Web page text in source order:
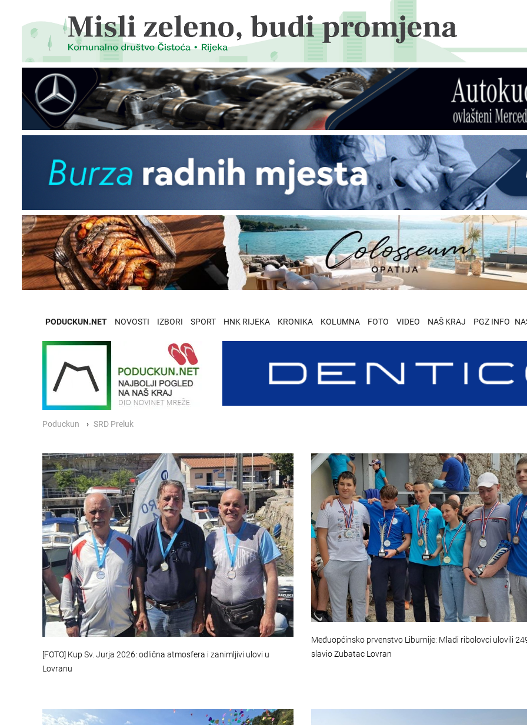
PODUCKUN.NET NOVOSTI IZBORI SPORT HNK RIJEKA KRONIKA KOLUMNA FOTO VIDEO NAŠ KRAJ PGZ INFO
Poduckun SRD Preluk
[FOTO] Kup Sv. Jurja 2026: odlična atmosfera i zanimljivi ulovi u
Lovranu
Međuopćinsko prvenstvo Liburnije: Mladi ribolovci ulovili
slavio Zubatac Lovran